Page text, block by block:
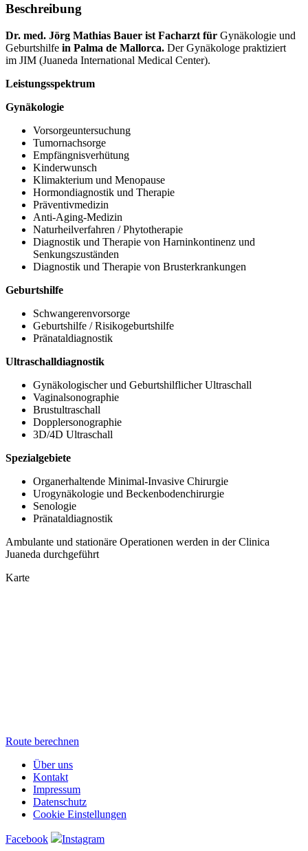
Beschreibung
Dr. med. Jörg Mathias Bauer ist Facharzt für Gynäkologie und
Geburtshilfe in Palma de Mallorca. Der Gynäkologe praktiziert
im JIM (Juaneda International Medical Center).
Leistungsspektrum
Gynäkologie
Vorsorgeuntersuchung
Tumornachsorge
Empfängnisverhütung
Kinderwunsch
Klimakterium und Menopause
Hormondiagnostik und Therapie
Präventivmedizin
Anti-Aging-Medizin
Naturheilverfahren / Phytotherapie
Diagnostik und Therapie von Harninkontinenz und
Senkungszuständen
Diagnostik und Therapie von Brusterkrankungen
Geburtshilfe
Schwangerenvorsorge
Geburtshilfe / Risikogeburtshilfe
Pränataldiagnostik
Ultraschalldiagnostik
Gynäkologischer und Geburtshilflicher Ultraschall
Vaginalsonographie
Brustultraschall
Dopplersonographie
3D/4D Ultraschall
Spezialgebiete
Organerhaltende Minimal-Invasive Chirurgie
Urogynäkologie und Beckenbodenchirurgie
Senologie
Pränataldiagnostik
Ambulante und stationäre Operationen werden in der Clinica
Juaneda durchgeführt
Karte
Route berechnen
Über uns
Kontakt
Impressum
Datenschutz
Cookie Einstellungen
Facebook Instagram